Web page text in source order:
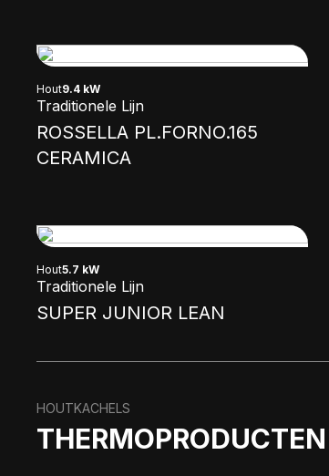
Hout9.4 kW
Traditionele Lijn
ROSSELLA PL.FORNO.165
CERAMICA
Hout5.7 kW
Traditionele Lijn
SUPER JUNIOR LEAN
HOUTKACHELS
THERMOPRODUCTEN